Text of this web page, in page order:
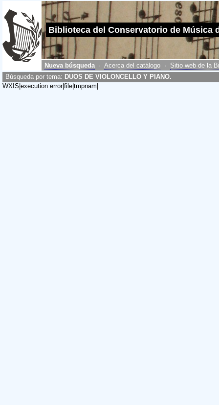
Biblioteca del Conservatorio de Música
Nueva búsqueda ·Acerca del catálogo · Sitio web de la
Búsqueda por tema: DUOS DE VIOLONCELLO Y PIANO.
WXIS|execution error|file|tmpnam|